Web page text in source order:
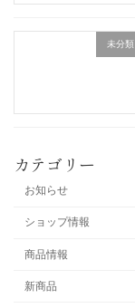
未分類
カテゴリー
お知らせ
ショップ情報
商品情報
新商品